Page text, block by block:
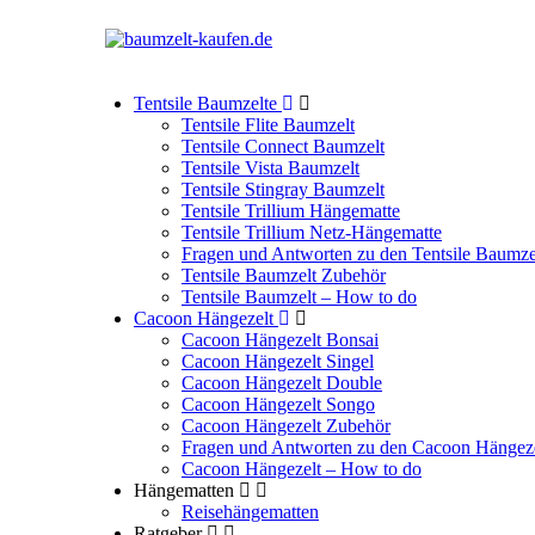
Tentsile Baumzelte
Tentsile Flite Baumzelt
Tentsile Connect Baumzelt
Tentsile Vista Baumzelt
Tentsile Stingray Baumzelt
Tentsile Trillium Hängematte
Tentsile Trillium Netz-Hängematte
Fragen und Antworten zu den Tentsile
Tentsile Baumzelt Zubehör
Tentsile Baumzelt – How to do
Cacoon Hängezelt
Cacoon Hängezelt Bonsai
Cacoon Hängezelt Singel
Cacoon Hängezelt Double
Cacoon Hängezelt Songo
Cacoon Hängezelt Zubehör
Fragen und Antworten zu den Cacoon
Cacoon Hängezelt – How to do
Hängematten
Reisehängematten